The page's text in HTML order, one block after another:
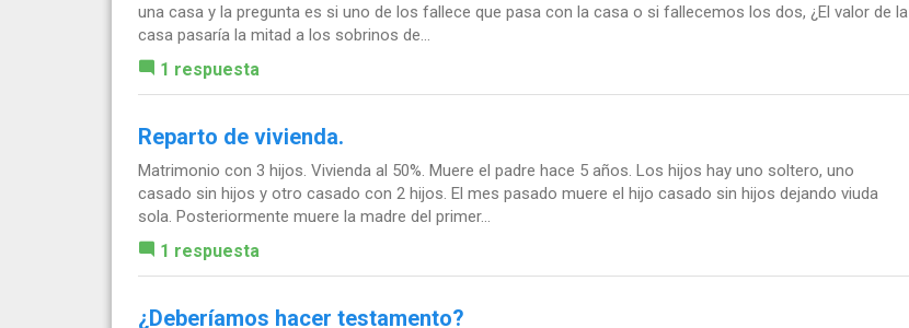
una casa y la pregunta es si uno de los fallece que pasa con la casa o si fallecemos los dos, ¿El valor de la
casa pasaría la mitad a los sobrinos de...
1 respuesta
Reparto de vivienda.
Matrimonio con 3 hijos. Vivienda al 50%. Muere el padre hace 5 años. Los hijos hay uno soltero, uno
casado sin hijos y otro casado con 2 hijos. El mes pasado muere el hijo casado sin hijos dejando viuda
sola. Posteriormente muere la madre del primer...
1 respuesta
¿Deberíamos hacer testamento?